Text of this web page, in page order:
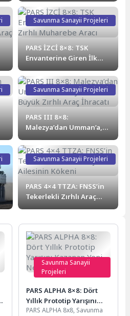
Savunma Sanayii Projeleri
PARS İZCİ 8×8: TSK
Envanterine Giren İlk
Aracı
Savunma Sanayii Projeleri
PARS III 8×8:
Malezya’dan Umman’a,
Zırhlı Araç İhracatı
Savunma Sanayii Projeleri
PARS 4×4 TTZA: FNSS’in
Tekerlekli Zırhlı Araç
Savunma Sanayii
Projeleri
PARS ALPHA 8×8: Dört
Yıllık Prototip Yarışını
Kazanan Yeni Nesil Zırhlı
PARS ALPHA 8x8, Savunma